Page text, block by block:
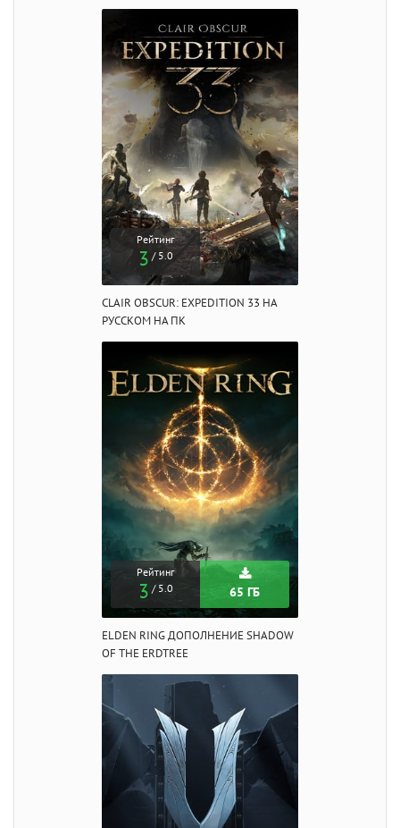
Рейтинг
3 / 5.0
CLAIR OBSCUR: EXPEDITION 33 НА
РУССКОМ НА ПК
Рейтинг
3 / 5.0 65 ГБ
ELDEN RING ДОПОЛНЕНИЕ SHADOW
OF THE ERDTREE